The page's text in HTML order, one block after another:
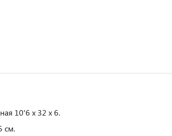
10'6 х 32 х 6.
см.